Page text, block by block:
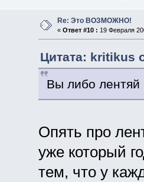
Re: Это ВОЗМОЖНО!
« Ответ #10 : 19 Февраля
Цитата: kritikus
Вы либо
Опять про
уже который
тем, что у